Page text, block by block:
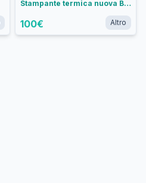
Stampante termica nuova Bluetooth per stencil
100€ Altro